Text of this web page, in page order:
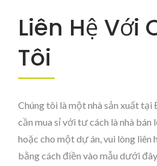
Liên Hệ Với
Tôi
Chúng tôi là một nhà sản xuất tại
cần mua sỉ với tư cách là nhà bán
hoặc cho một dự án, vui lòng liên
bằng cách điền vào mẫu dưới